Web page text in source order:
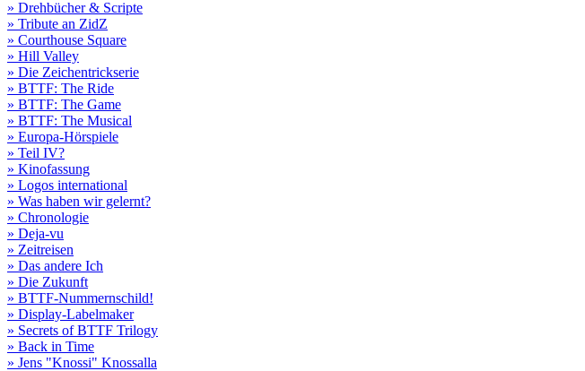
» Drehbücher & Scripte
» Tribute an ZidZ
» Courthouse Square
» Hill Valley
» Die Zeichentrickserie
» BTTF: The Ride
» BTTF: The Game
» BTTF: The Musical
» Europa-Hörspiele
» Teil IV?
» Kinofassung
» Logos international
» Was haben wir gelernt?
» Chronologie
» Deja-vu
» Zeitreisen
» Das andere Ich
» Die Zukunft
» BTTF-Nummernschild!
» Display-Labelmaker
» Secrets of BTTF Trilogy
» Back in Time
» Jens "Knossi" Knossalla